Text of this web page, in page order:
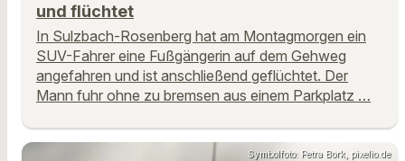
und flüchtet
In Sulzbach-Rosenberg hat am Montagmorgen ein
SUV-Fahrer eine Fußgängerin auf dem Gehweg
angefahren und ist anschließend geflüchtet. Der
Mann fuhr ohne zu bremsen aus einem Parkplatz …
Symbolfoto: Petra Bork, pixelio.de